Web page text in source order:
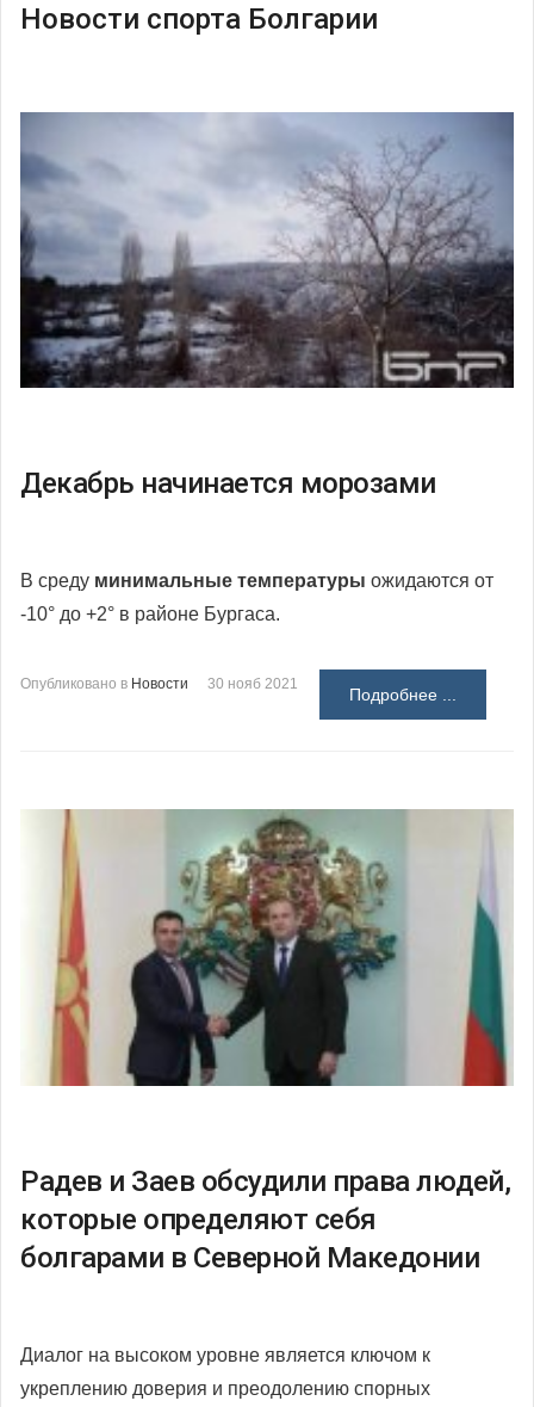
Новости спорта Болгарии
Декабрь начинается морозами
В среду минимальные температуры ожидаются от
-10° до +2° в районе Бургаса.
Опубликовано в Новости 30 нояб 2021
Подробнее ...
Радев и Заев обсудили права людей,
которые определяют себя
болгарами в Северной Македонии
Диалог на высоком уровне является ключом к
укреплению доверия и преодолению спорных